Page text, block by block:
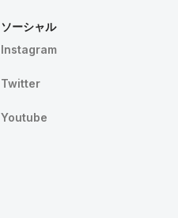
ソーシャル
Instagram
Twitter
Youtube